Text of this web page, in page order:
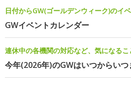
日付からGW(ゴールデンウィーク)のイ
GWイベントカレンダー
連休中の各機関の対応など、気になるこ
今年(2026年)のGWはいつからいつ